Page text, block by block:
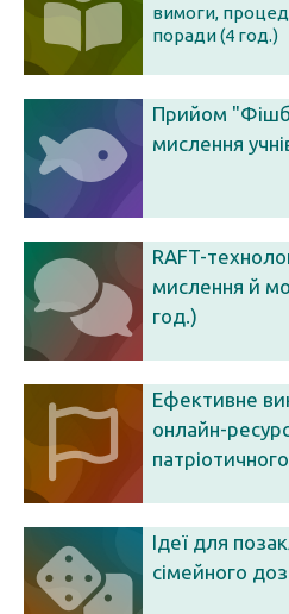
вимоги,
поради (4 год.)
Прийом
мислення
RAFT-
мислення й
год.)
Ефективне
онлайн-
Ідеї для
сімейного